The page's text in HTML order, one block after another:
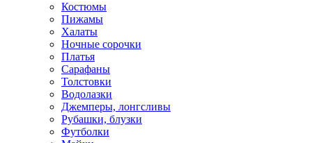
Костюмы
Пижамы
Халаты
Ночные сорочки
Платья
Сарафаны
Толстовки
Водолазки
Джемперы, лонгсливы
Рубашки, блузки
Футболки